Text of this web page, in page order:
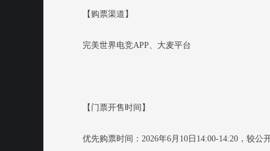
【购票渠道】
完美世界电竞APP、大麦平台
【门票开售时间】
优先购票时间：2026年6月10日14:00-14:20，较公